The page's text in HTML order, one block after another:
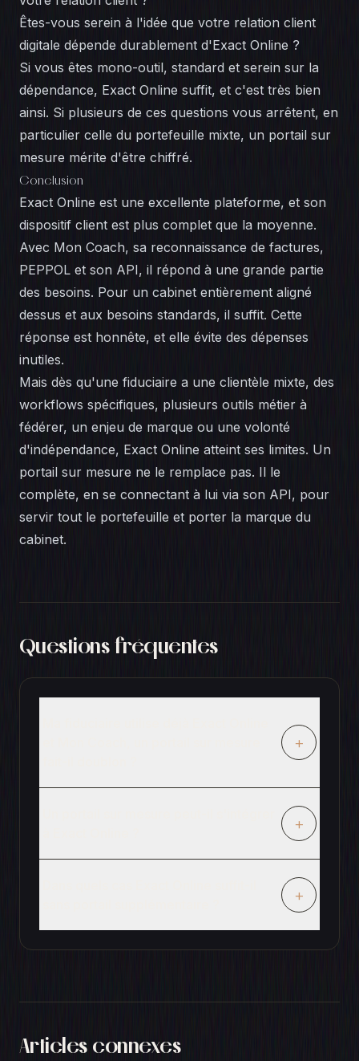
Êtes-vous serein à l'idée que votre relation client
digitale dépende durablement d'Exact Online ?
Si vous êtes mono-outil, standard et serein sur la
dépendance, Exact Online suffit, et c'est très bien
ainsi. Si plusieurs de ces questions vous arrêtent, en
particulier celle du portefeuille mixte, un portail sur
mesure mérite d'être chiffré.
Conclusion
Exact Online est une excellente plateforme, et son
dispositif client est plus complet que la moyenne.
Avec Mon Coach, sa reconnaissance de factures,
PEPPOL et son API, il répond à une grande partie
des besoins. Pour un cabinet entièrement aligné
dessus et aux besoins standards, il suffit. Cette
réponse est honnête, et elle évite des dépenses
inutiles.
Mais dès qu'une fiduciaire a une clientèle mixte, des
workflows spécifiques, plusieurs outils métier à
fédérer, un enjeu de marque ou une volonté
d'indépendance, Exact Online atteint ses limites. Un
portail sur mesure ne le remplace pas. Il le
complète, en se connectant à lui via son API, pour
servir tout le portefeuille et porter la marque du
cabinet.
Questions fréquentes
+
+
+
Articles connexes